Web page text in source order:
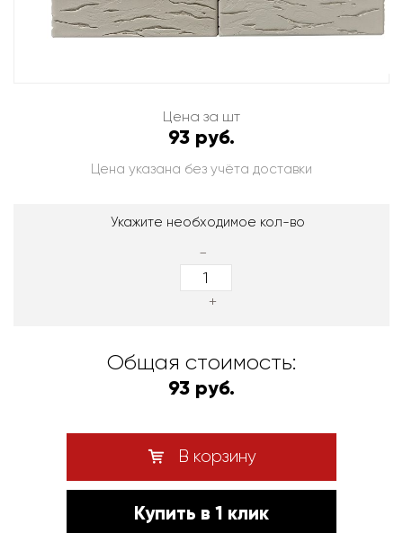
Цена за шт
93 руб.
Цена указана без учёта доставки
Укажите необходимое кол-во
-
+
Общая стоимость:
93 руб.
В корзину
Купить в 1 клик